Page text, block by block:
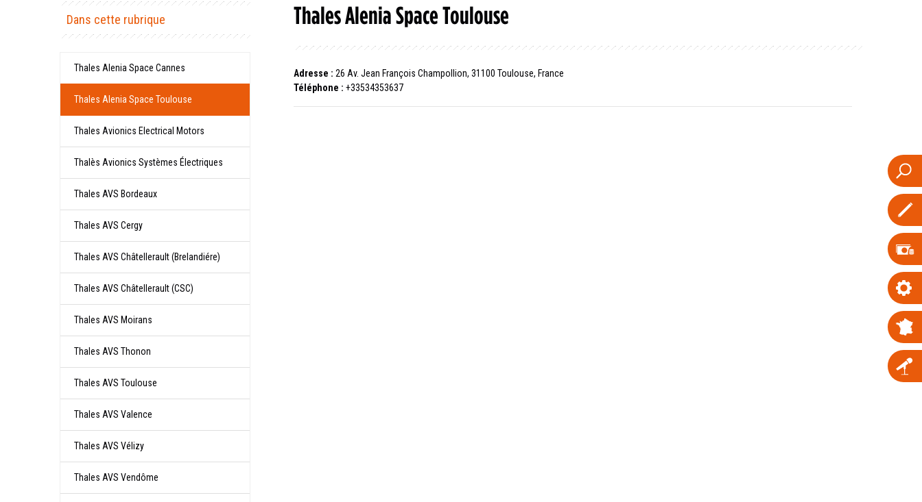
Dans cette rubrique
Thales Alenia Space Cannes
Thales Alenia Space Toulouse
Thales Avionics Electrical Motors
Thalès Avionics Systèmes Électriques
Thales AVS Bordeaux
Thales AVS Cergy
Thales AVS Châtellerault (Brelandiére)
Thales AVS Châtellerault (CSC)
Thales AVS Moirans
Thales AVS Thonon
Thales AVS Toulouse
Thales AVS Valence
Thales AVS Vélizy
Thales AVS Vendôme
Thales Alenia Space Toulouse
Adresse : 26 Av. Jean François Champollion, 31100 Toulouse, France
Téléphone : +33534353637